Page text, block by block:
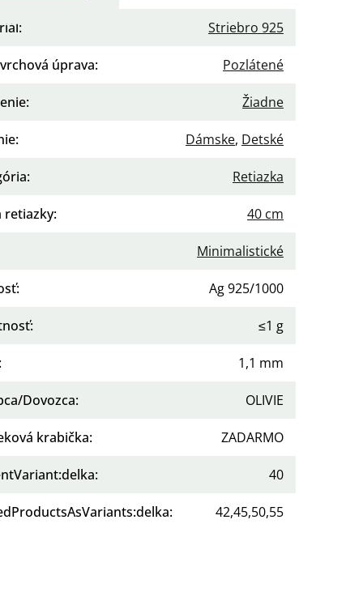
: Striebro 925
úprava: Pozlátené
: Žiadne
: Dámske, Detské
: Retiazka
retiazky: 40 cm
Minimalistické
: Ag 925/1000
: ≤1 g
1,1 mm
Dovozca: OLIVIE
krabička: ZADARMO
: 40
: 42,45,50,55